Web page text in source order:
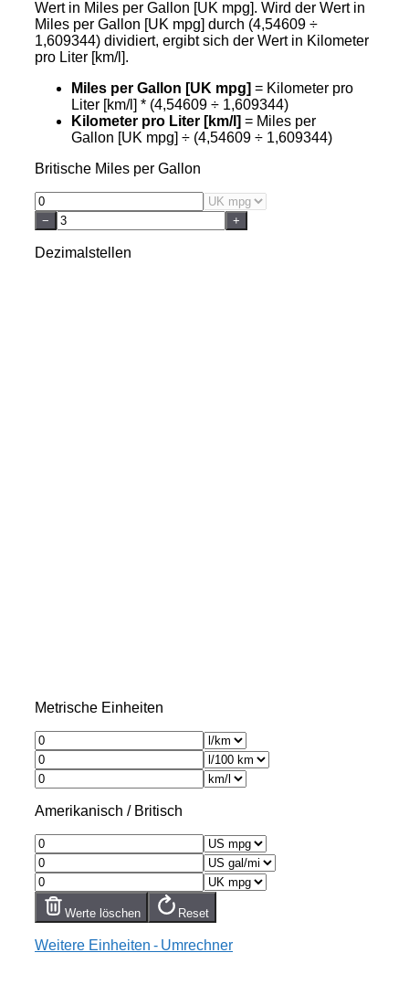
Wert in Miles per Gallon [UK mpg]. Wird der Wert in
Miles per Gallon [UK mpg] durch (4,54609 ÷
1,609344) dividiert, ergibt sich der Wert in Kilometer
pro Liter [km/l].
Miles per Gallon [UK mpg] = Kilometer pro
Liter [km/l] * (4,54609 ÷ 1,609344)
Kilometer pro Liter [km/l] = Miles per
Gallon [UK mpg] ÷ (4,54609 ÷ 1,609344)
Britische Miles per Gallon
− +
Dezimalstellen
Metrische Einheiten
Amerikanisch / Britisch
Werte löschen Reset
Weitere Einheiten - Umrechner